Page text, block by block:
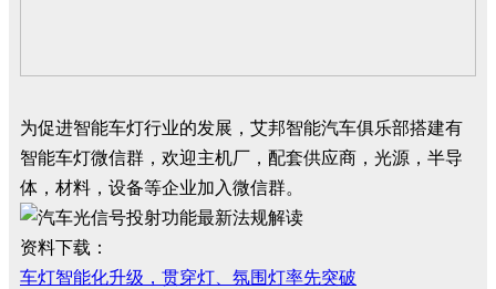
为促进智能车灯行业的发展，艾邦智能汽车俱乐部搭建有
智能车灯微信群，欢迎主机厂，配套供应商，光源，半导
体，材料，设备等企业加入微信群。
资料下载：
车灯智能化升级，贯穿灯、氛围灯率先突破